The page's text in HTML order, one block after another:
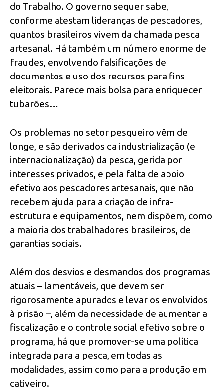
do Trabalho. O governo sequer sabe,
conforme atestam lideranças de pescadores,
quantos brasileiros vivem da chamada pesca
artesanal. Há também um número enorme de
fraudes, envolvendo falsificações de
documentos e uso dos recursos para fins
eleitorais. Parece mais bolsa para enriquecer
tubarões…
Os problemas no setor pesqueiro vêm de
longe, e são derivados da industrialização (e
internacionalização) da pesca, gerida por
interesses privados, e pela falta de apoio
efetivo aos pescadores artesanais, que não
recebem ajuda para a criação de infra-
estrutura e equipamentos, nem dispõem, como
a maioria dos trabalhadores brasileiros, de
garantias sociais.
Além dos desvios e desmandos dos programas
atuais – lamentáveis, que devem ser
rigorosamente apurados e levar os envolvidos
à prisão –, além da necessidade de aumentar a
fiscalização e o controle social efetivo sobre o
programa, há que promover-se uma política
integrada para a pesca, em todas as
modalidades, assim como para a produção em
cativeiro.